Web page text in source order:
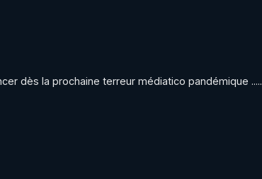
dès la prochaine terreur médiatico pandémique .....